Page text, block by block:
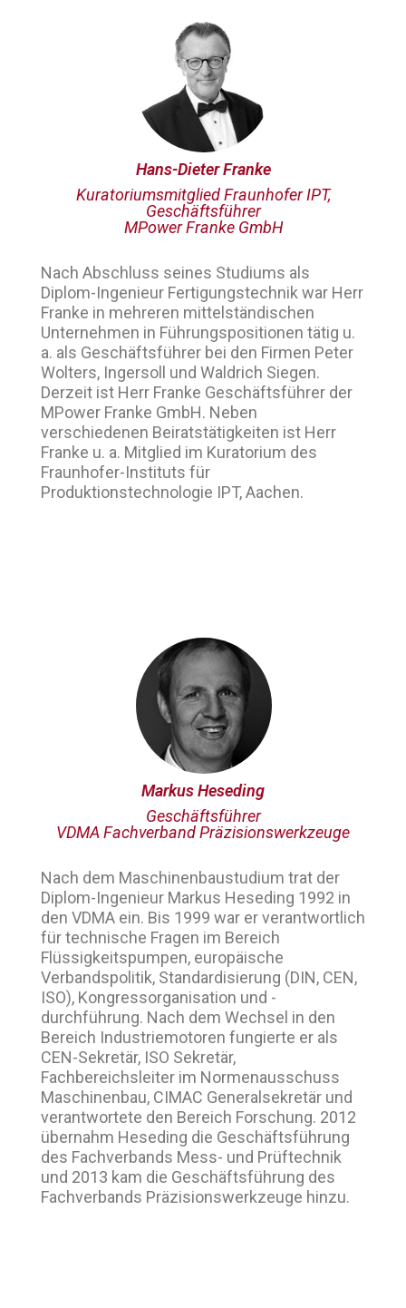
Hans-Dieter Franke
Kuratoriumsmitglied Fraunhofer IPT,
Geschäftsführer
MPower Franke GmbH
Nach Abschluss seines Studiums als
Diplom-Ingenieur Fertigungstechnik war Herr
Franke in mehreren mittelständischen
Unternehmen in Führungspositionen tätig u.
a. als Geschäftsführer bei den Firmen Peter
Wolters, Ingersoll und Waldrich Siegen.
Derzeit ist Herr Franke Geschäftsführer der
MPower Franke GmbH. Neben
verschiedenen Beiratstätigkeiten ist Herr
Franke u. a. Mitglied im Kuratorium des
Fraunhofer-Instituts für
Produktionstechnologie IPT, Aachen.
Nach dem Maschinenbaustudium trat der
Diplom-Ingenieur Markus Heseding 1992 in
den VDMA ein. Bis 1999 war er verantwortlich
für technische Fragen im Bereich
Flüssigkeitspumpen, europäische
Verbandspolitik, Standardisierung (DIN, CEN,
ISO), Kongressorganisation und -
durchführung. Nach dem Wechsel in den
Bereich Industriemotoren fungierte er als
CEN-Sekretär, ISO Sekretär,
Fachbereichsleiter im Normenausschuss
Maschinenbau, CIMAC Generalsekretär und
verantwortete den Bereich Forschung. 2012
übernahm Heseding die Geschäftsführung
des Fachverbands Mess- und Prüftechnik
und 2013 kam die Geschäftsführung des
Fachverbands Präzisionswerkzeuge hinzu.
Markus Heseding
Geschäftsführer
VDMA Fachverband Präzisionswerkzeuge